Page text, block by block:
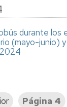
durante los
(mayo-junio)
Página 4